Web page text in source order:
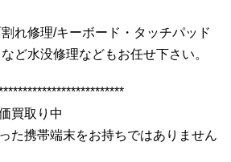
れ修理/キーボード・タッチパッド
ど水没修理などもお任せ下さい。
買取り中
た携帯端末をお持ちではありません